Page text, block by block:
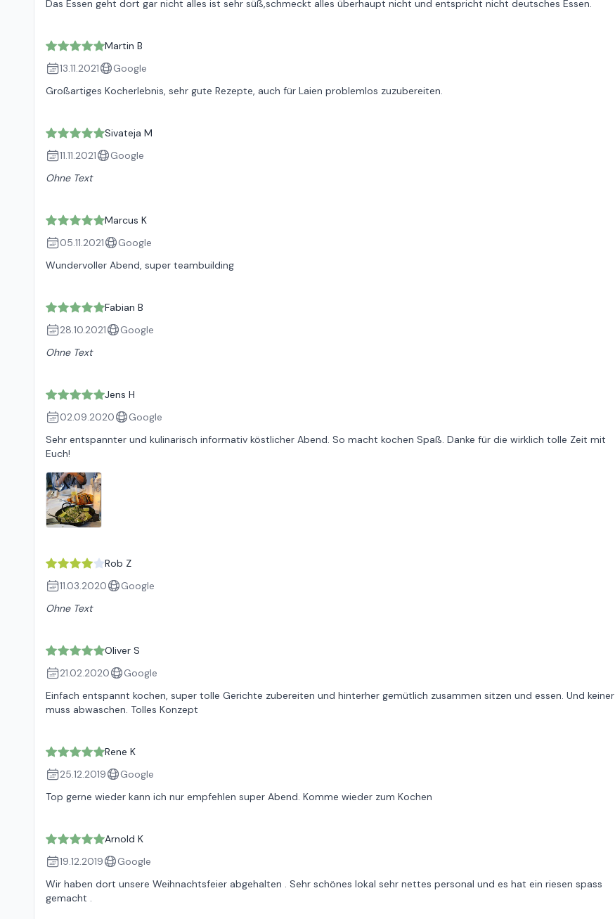
Das Essen geht dort gar nicht alles ist sehr süß,schmeckt alles überhaupt nicht und entspricht nicht deutsches Essen.
Martin B
13.11.2021
Google
Großartiges Kocherlebnis, sehr gute Rezepte, auch für Laien problemlos zuzubereiten.
Sivateja M
11.11.2021
Google
Ohne Text
Marcus K
05.11.2021
Google
Wundervoller Abend, super teambuilding
Fabian B
28.10.2021
Google
Ohne Text
Jens H
02.09.2020
Google
Sehr entspannter und kulinarisch informativ köstlicher Abend. So macht kochen Spaß. Danke für die wirklich tolle Zeit mit
Euch!
Rob Z
11.03.2020
Google
Ohne Text
Oliver S
21.02.2020
Google
Einfach entspannt kochen, super tolle Gerichte zubereiten und hinterher gemütlich zusammen sitzen und essen. Und keiner
muss abwaschen. Tolles Konzept
Rene K
25.12.2019
Google
Top gerne wieder kann ich nur empfehlen super Abend. Komme wieder zum Kochen
Arnold K
19.12.2019
Google
Wir haben dort unsere Weihnachtsfeier abgehalten . Sehr schönes lokal sehr nettes personal und es hat ein riesen spass
gemacht .